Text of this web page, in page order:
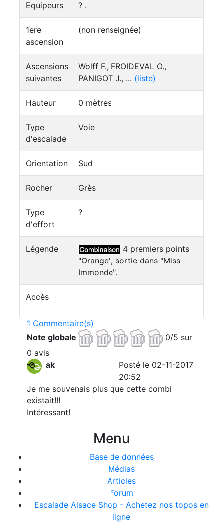
Equipeurs ? .
1ere
ascension
(non renseignée)
Ascensions
suivantes
Wolff F., FROIDEVAL O.,
PANIGOT J., ... (liste)
Hauteur 0 mètres
Type
d'escalade
Voie
Orientation Sud
Rocher Grès
Type
d'effort
?
Légende
4 premiers points
"Orange", sortie dans "Miss
Immonde".
Accès
1 Commentaire(s)
Note globale
0/5 sur
0 avis
ak
Posté le 02-11-2017
20:52
Je me souvenais plus que cette combi
existait!!!
Intéressant!
Menu
Base de données
Médias
Articles
Forum
Escalade Alsace Shop - Achetez nos topos en
ligne